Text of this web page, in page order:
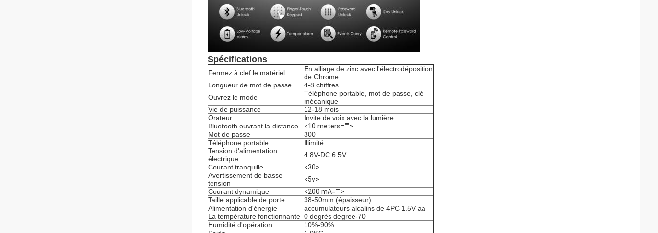
Spécifications
Fermez à clef le matériel
En alliage de zinc avec l'électrodéposition
de Chrome
Longueur de mot de passe
4-8 chiffres
Ouvrez le mode
Téléphone portable, mot de passe, clé
mécanique
Vie de puissance
12-18 mois
Orateur
Invite de voix avec la lumière
Bluetooth ouvrant la distance
<10 meters="">
Mot de passe
300
Téléphone portable
Illimité
Tension d'alimentation
électrique
4.8V-DC 6.5V
Courant tranquille
<30>
Avertissement de basse
tension
<5v>
Courant dynamique
<200 mA="">
Taille applicable de porte
38-50mm (épaisseur)
Alimentation d'énergie
accumulateurs alcalins de 4PC 1.5V aa
La température fonctionnante 0 degrés degree-70
Humidité d'opération
10%-90%